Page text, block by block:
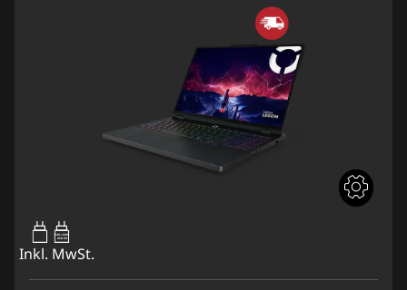
65W-100W
USB PD
Inkl. MwSt.